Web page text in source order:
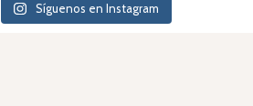
Síguenos en Instagram